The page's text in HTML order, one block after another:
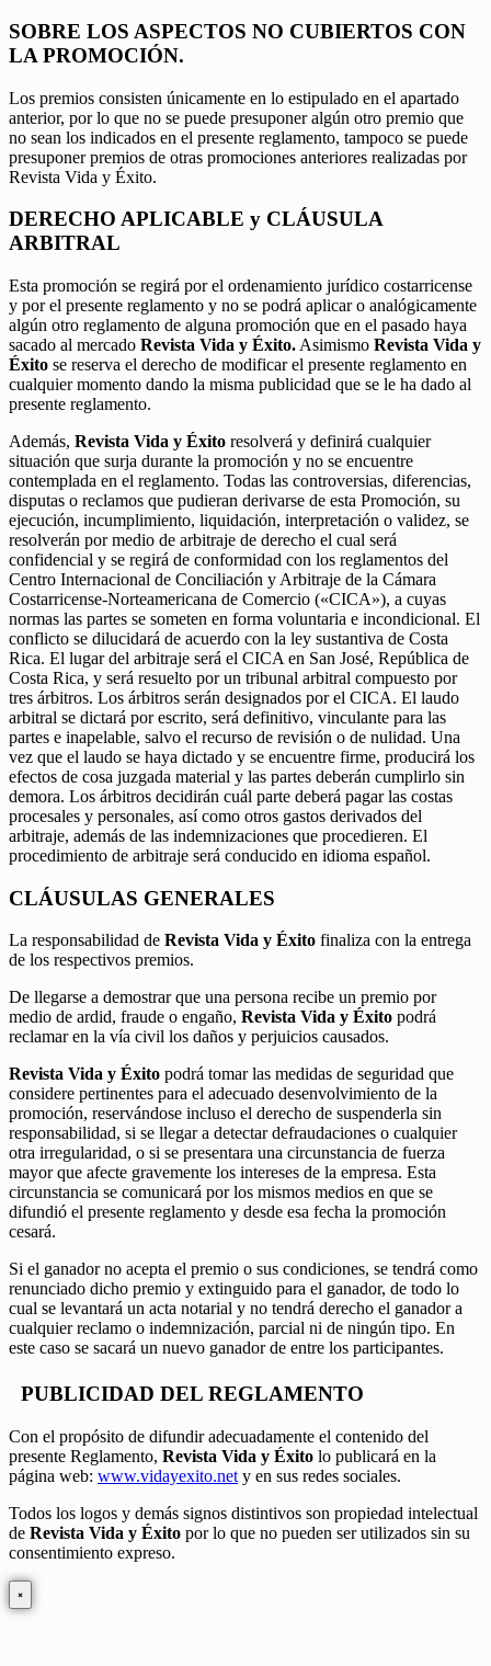
SOBRE LOS ASPECTOS NO CUBIERTOS CON
LA PROMOCIÓN.
Los premios consisten únicamente en lo estipulado en el apartado
anterior, por lo que no se puede presuponer algún otro premio que
no sean los indicados en el presente reglamento, tampoco se puede
presuponer premios de otras promociones anteriores realizadas por
Revista Vida y Éxito.
DERECHO APLICABLE y CLÁUSULA
ARBITRAL
Esta promoción se regirá por el ordenamiento jurídico costarricense
y por el presente reglamento y no se podrá aplicar o analógicamente
algún otro reglamento de alguna promoción que en el pasado haya
sacado al mercado Revista Vida y Éxito. Asimismo Revista Vida y
Éxito se reserva el derecho de modificar el presente reglamento en
cualquier momento dando la misma publicidad que se le ha dado al
presente reglamento.
Además, Revista Vida y Éxito resolverá y definirá cualquier
situación que surja durante la promoción y no se encuentre
contemplada en el reglamento. Todas las controversias, diferencias,
disputas o reclamos que pudieran derivarse de esta Promoción, su
ejecución, incumplimiento, liquidación, interpretación o validez, se
resolverán por medio de arbitraje de derecho el cual será
confidencial y se regirá de conformidad con los reglamentos del
Centro Internacional de Conciliación y Arbitraje de la Cámara
Costarricense-Norteamericana de Comercio («CICA»), a cuyas
normas las partes se someten en forma voluntaria e incondicional. El
conflicto se dilucidará de acuerdo con la ley sustantiva de Costa
Rica. El lugar del arbitraje será el CICA en San José, República de
Costa Rica, y será resuelto por un tribunal arbitral compuesto por
tres árbitros. Los árbitros serán designados por el CICA. El laudo
arbitral se dictará por escrito, será definitivo, vinculante para las
partes e inapelable, salvo el recurso de revisión o de nulidad. Una
vez que el laudo se haya dictado y se encuentre firme, producirá los
efectos de cosa juzgada material y las partes deberán cumplirlo sin
demora. Los árbitros decidirán cuál parte deberá pagar las costas
procesales y personales, así como otros gastos derivados del
arbitraje, además de las indemnizaciones que procedieren. El
procedimiento de arbitraje será conducido en idioma español.
CLÁUSULAS GENERALES
La responsabilidad de Revista Vida y Éxito finaliza con la entrega
de los respectivos premios.
De llegarse a demostrar que una persona recibe un premio por
medio de ardid, fraude o engaño, Revista Vida y Éxito podrá
reclamar en la vía civil los daños y perjuicios causados.
Revista Vida y Éxito podrá tomar las medidas de seguridad que
considere pertinentes para el adecuado desenvolvimiento de la
promoción, reservándose incluso el derecho de suspenderla sin
responsabilidad, si se llegar a detectar defraudaciones o cualquier
otra irregularidad, o si se presentara una circunstancia de fuerza
mayor que afecte gravemente los intereses de la empresa. Esta
circunstancia se comunicará por los mismos medios en que se
difundió el presente reglamento y desde esa fecha la promoción
cesará.
Si el ganador no acepta el premio o sus condiciones, se tendrá como
renunciado dicho premio y extinguido para el ganador, de todo lo
cual se levantará un acta notarial y no tendrá derecho el ganador a
cualquier reclamo o indemnización, parcial ni de ningún tipo. En
este caso se sacará un nuevo ganador de entre los participantes.
PUBLICIDAD DEL REGLAMENTO
Con el propósito de difundir adecuadamente el contenido del
presente Reglamento, Revista Vida y Éxito lo publicará en la
página web: www.vidayexito.net y en sus redes sociales.
Todos los logos y demás signos distintivos son propiedad intelectual
de Revista Vida y Éxito por lo que no pueden ser utilizados sin su
consentimiento expreso.
×